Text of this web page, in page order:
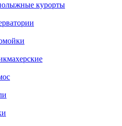
курорты